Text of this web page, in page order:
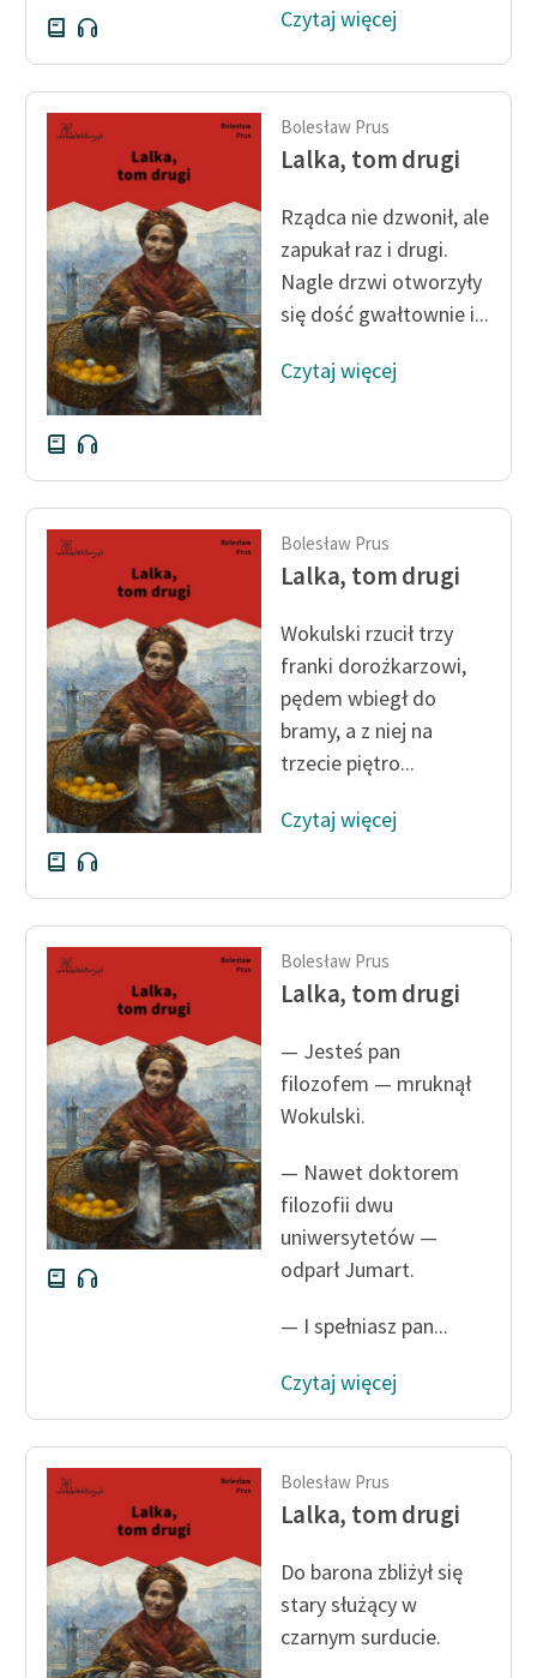
Deklaracja dostępności
Czytaj więcej
Bolesław Prus
Lalka, tom drugi
Rządca nie dzwonił, ale
zapukał raz i drugi.
Nagle drzwi otworzyły
się dość gwałtownie i...
Czytaj więcej
Bolesław Prus
Lalka, tom drugi
Wokulski rzucił trzy
franki dorożkarzowi,
pędem wbiegł do
bramy, a z niej na
trzecie piętro...
Czytaj więcej
Bolesław Prus
Lalka, tom drugi
— Jesteś pan
filozofem — mruknął
Wokulski.
— Nawet doktorem
filozofii dwu
uniwersytetów —
odparł Jumart.
— I spełniasz pan...
Czytaj więcej
Bolesław Prus
Lalka, tom drugi
Do barona zbliżył się
stary służący w
czarnym surducie.